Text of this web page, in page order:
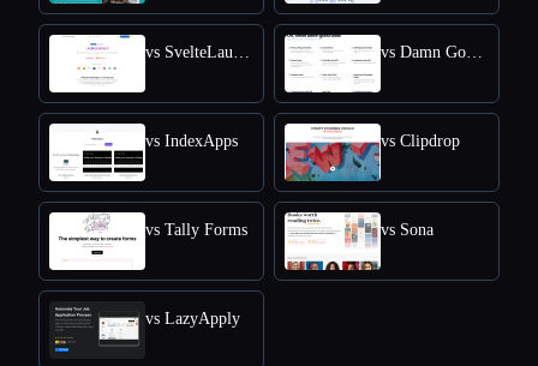
vs SvelteLaunch vs Damn Good Tools
vs IndexApps vs Clipdrop
vs Tally Forms vs Sona
vs LazyApply